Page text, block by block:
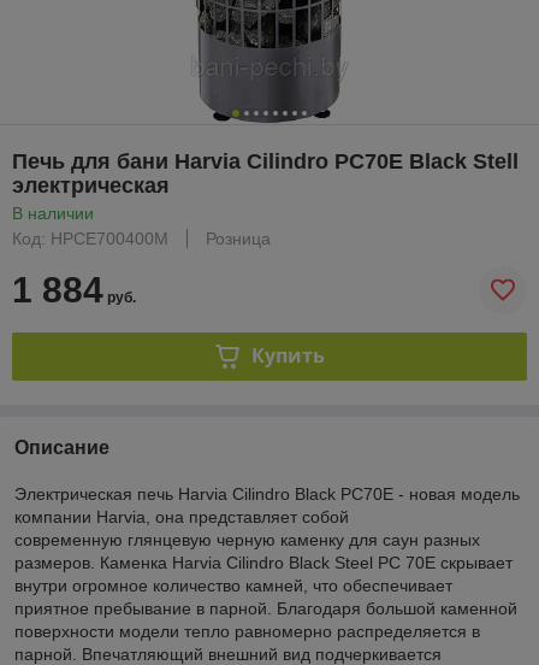
Печь для бани Harvia Cilindro PC70E Black Stell
электрическая
В наличии
Код: HPCE700400M
Розница
1 884 руб.
Купить
Описание
Электрическая печь Harvia Cilindro Black PC70E - новая модель
компании Harvia, она представляет собой
современную глянцевую черную каменку для саун разных
размеров. Каменка Harvia Cilindro Black Steel PC 70E скрывает
внутри огромное количество камней, что обеспечивает
приятное пребывание в парной. Благодаря большой каменной
поверхности модели тепло равномерно распределяется в
парной. Впечатляющий внешний вид подчеркивается